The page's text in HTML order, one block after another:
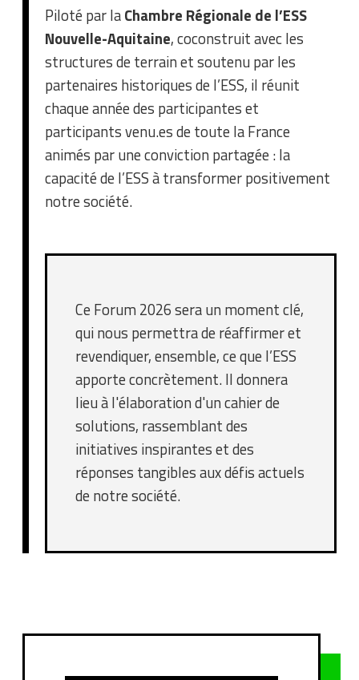
Piloté par laChambre Régionale de l’ESS
Nouvelle-Aquitaine, coconstruit avec les
structures de terrain et soutenu par les
partenaires historiques de l’ESS, il réunit
chaque année des participantes et
participants venu.es de toute la France
animés par une conviction partagée : la
capacité de l’ESS à transformer positivement
notre société.
Ce Forum 2026 sera un moment clé,
qui nous permettra de réaffirmer et
revendiquer, ensemble, ce que l’ESS
apporte concrètement. Il donnera
lieu à l'élaboration d'un cahier de
solutions, rassemblant des
initiatives inspirantes et des
réponses tangibles aux défis actuels
de notre société.